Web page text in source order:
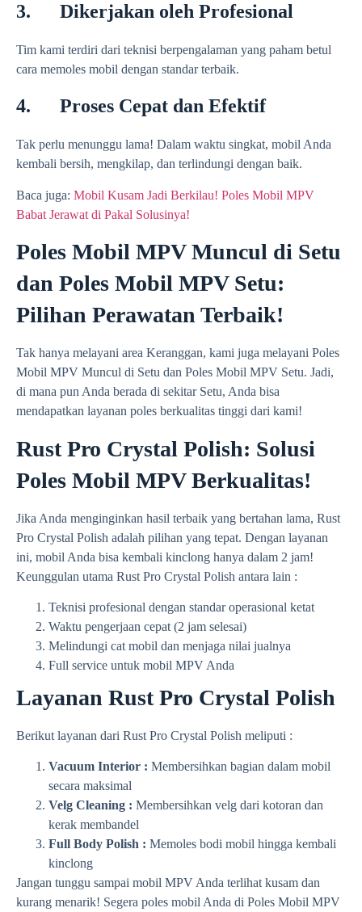
3. Dikerjakan oleh Profesional
Tim kami terdiri dari teknisi berpengalaman yang paham betul
cara memoles mobil dengan standar terbaik.
4. Proses Cepat dan Efektif
Tak perlu menunggu lama! Dalam waktu singkat, mobil Anda
kembali bersih, mengkilap, dan terlindungi dengan baik.
Baca juga: Mobil Kusam Jadi Berkilau! Poles Mobil MPV
Babat Jerawat di Pakal Solusinya!
Poles Mobil MPV Muncul di Setu
dan Poles Mobil MPV Setu:
Pilihan Perawatan Terbaik!
Tak hanya melayani area Keranggan, kami juga melayani Poles
Mobil MPV Muncul di Setu dan Poles Mobil MPV Setu. Jadi,
di mana pun Anda berada di sekitar Setu, Anda bisa
mendapatkan layanan poles berkualitas tinggi dari kami!
Rust Pro Crystal Polish: Solusi
Poles Mobil MPV Berkualitas!
Jika Anda menginginkan hasil terbaik yang bertahan lama, Rust
Pro Crystal Polish adalah pilihan yang tepat. Dengan layanan
ini, mobil Anda bisa kembali kinclong hanya dalam 2 jam!
Keunggulan utama Rust Pro Crystal Polish antara lain :
Teknisi profesional dengan standar operasional ketat
Waktu pengerjaan cepat (2 jam selesai)
Melindungi cat mobil dan menjaga nilai jualnya
Full service untuk mobil MPV Anda
Layanan Rust Pro Crystal Polish
Berikut layanan dari Rust Pro Crystal Polish meliputi :
Vacuum Interior : Membersihkan bagian dalam mobil
secara maksimal
Velg Cleaning : Membersihkan velg dari kotoran dan
kerak membandel
Full Body Polish : Memoles bodi mobil hingga kembali
kinclong
Jangan tunggu sampai mobil MPV Anda terlihat kusam dan
kurang menarik! Segera poles mobil Anda di Poles Mobil MPV